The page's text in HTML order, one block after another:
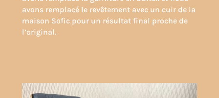
avons remplacé le revêtement avec un cuir de la
maison Sofic pour un résultat final proche de
l’original.